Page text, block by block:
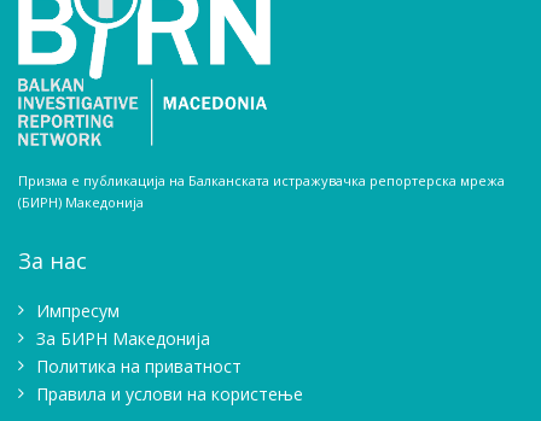
Призма е публикација на Балканската истражувачка репортерска мрежа
(БИРН) Македонија
За нас
Импресум
Зa БИРН Македонија
Политика на приватност
Правила и услови на користење